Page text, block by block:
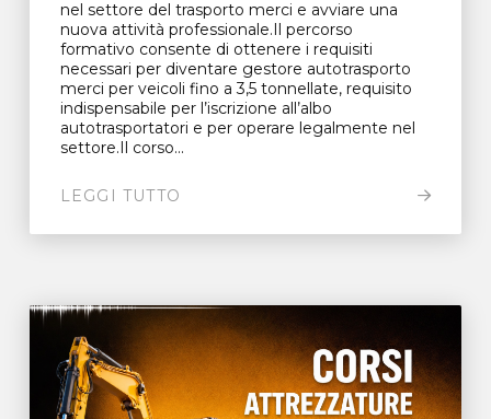
nel settore del trasporto merci e avviare una
nuova attività professionale.Il percorso
formativo consente di ottenere i requisiti
necessari per diventare gestore autotrasporto
merci per veicoli fino a 3,5 tonnellate, requisito
indispensabile per l’iscrizione all’albo
autotrasportatori e per operare legalmente nel
settore.Il corso...
LEGGI TUTTO